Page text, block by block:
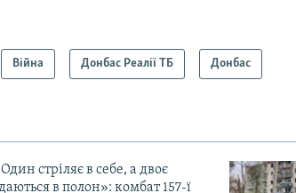
Війна Донбас Реалії ТБ Донбас
стріляє в себе, а двоє
в полон»: комбат 157-ї